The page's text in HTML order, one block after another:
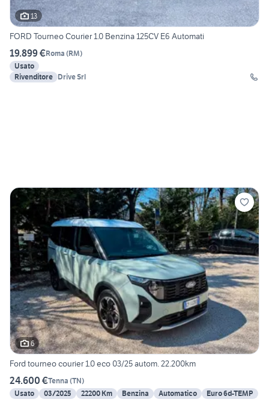
13
FORD Tourneo Courier 1.0 Benzina 125CV E6 Automati
19.899 €Roma (RM)
Usato
Rivenditore Drive Srl
6
Ford tourneo courier 1.0 eco 03/25 autom. 22.200km
24.600 €Tenna (TN)
Usato
03/2025 22200 Km Benzina Automatico Euro 6d-TEMP